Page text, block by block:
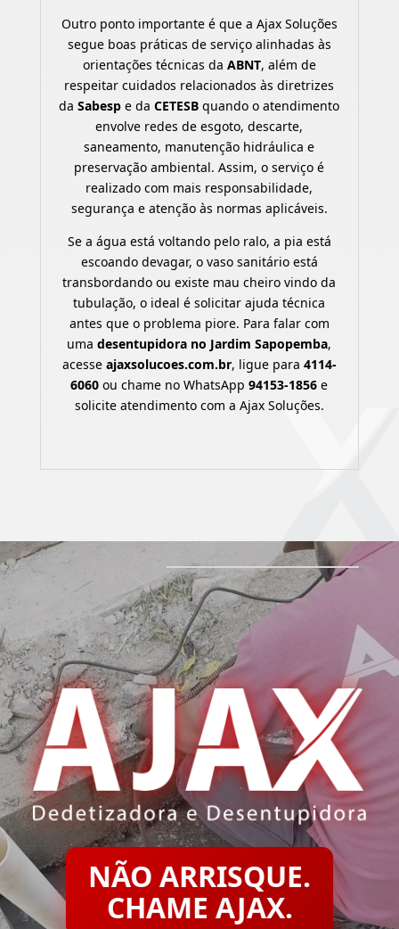
Outro ponto importante é que a Ajax Soluções
segue boas práticas de serviço alinhadas às
orientações técnicas da ABNT, além de
respeitar cuidados relacionados às diretrizes
daSabesp e daCETESB quando o atendimento
envolve redes de esgoto, descarte,
saneamento, manutenção hidráulica e
preservação ambiental. Assim, o serviço é
realizado com mais responsabilidade,
segurança e atenção às normas aplicáveis.
Se a água está voltando pelo ralo, a pia está
escoando devagar, o vaso sanitário está
transbordando ou existe mau cheiro vindo da
tubulação, o ideal é solicitar ajuda técnica
antes que o problema piore. Para falar com
umadesentupidora no Jardim Sapopemba,
acesse ajaxsolucoes.com.br, ligue para 4114-
6060 ou chame no WhatsApp94153-1856 e
solicite atendimento com a Ajax Soluções.
NÃO ARRISQUE.
CHAME AJAX.